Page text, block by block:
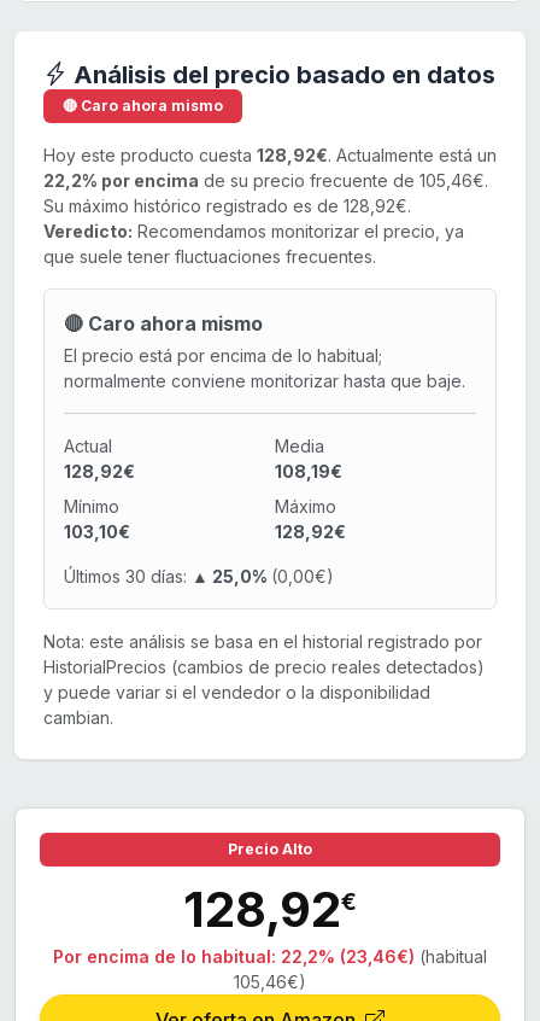
Análisis del precio basado en datos
🔴 Caro ahora mismo
Hoy este producto cuesta 128,92€. Actualmente está un
22,2% por encima de su precio frecuente de 105,46€.
Su máximo histórico registrado es de 128,92€.
Veredicto: Recomendamos monitorizar el precio, ya
que suele tener fluctuaciones frecuentes.
🔴 Caro ahora mismo
El precio está por encima de lo habitual;
normalmente conviene monitorizar hasta que baje.
Actual
128,92€
Media
108,19€
Mínimo
103,10€
Máximo
128,92€
Últimos 30 días: ▲ 25,0% (0,00€)
Nota: este análisis se basa en el historial registrado por
HistorialPrecios (cambios de precio reales detectados)
y puede variar si el vendedor o la disponibilidad
cambian.
Precio Alto
128,92€
Por encima de lo habitual: 22,2% (23,46€) (habitual
105,46€)